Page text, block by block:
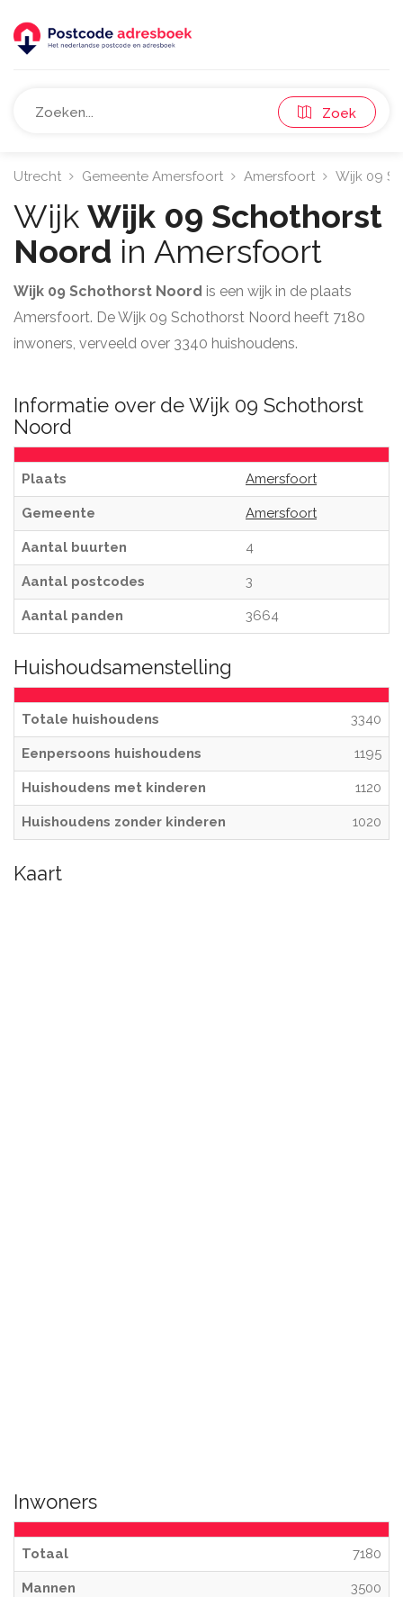
Zoek
Utrecht Gemeente Amersfoort Amersfoort Wijk 09
Wijk Wijk 09 Schothorst
Noord in Amersfoort
Wijk 09 Schothorst Noord is een wijk in de plaats
Amersfoort. De Wijk 09 Schothorst Noord heeft 7180
inwoners, verveeld over 3340 huishoudens.
Informatie over de Wijk 09 Schothorst
Noord
Plaats Amersfoort
Gemeente Amersfoort
Aantal buurten 4
Aantal postcodes 3
Aantal panden 3664
Huishoudsamenstelling
Totale huishoudens 3340
Eenpersoons huishoudens 1195
Huishoudens met kinderen 1120
Huishoudens zonder kinderen 1020
Kaart
Inwoners
Totaal 7180
Mannen 3500